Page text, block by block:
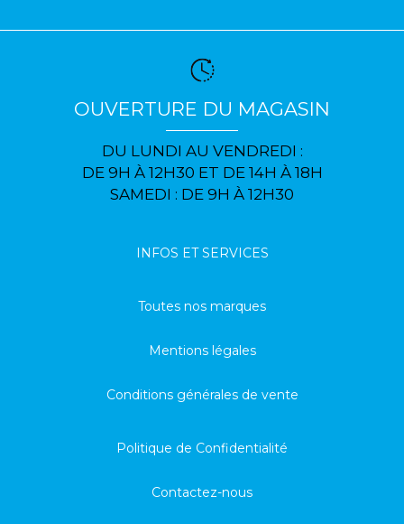
OUVERTURE DU MAGASIN
DU LUNDI AU VENDREDI :
DE 9H À 12H30 ET DE 14H À 18H
SAMEDI : DE 9H À 12H30
INFOS ET SERVICES
Toutes nos marques
Mentions légales
Conditions générales de vente
Politique de Confidentialité
Contactez-nous